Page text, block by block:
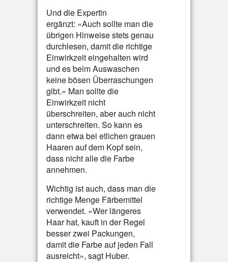
Und die Expertin
ergänzt: «Auch sollte man die
übrigen Hinweise stets genau
durchlesen, damit die richtige
Einwirkzeit eingehalten wird
und es beim Auswaschen
keine bösen Überraschungen
gibt.» Man sollte die
Einwirkzeit nicht
überschreiten, aber auch nicht
unterschreiten. So kann es
dann etwa bei etlichen grauen
Haaren auf dem Kopf sein,
dass nicht alle die Farbe
annehmen.
Wichtig ist auch, dass man die
richtige Menge Färbemittel
verwendet. «Wer längeres
Haar hat, kauft in der Regel
besser zwei Packungen,
damit die Farbe auf jeden Fall
ausreicht», sagt Huber.